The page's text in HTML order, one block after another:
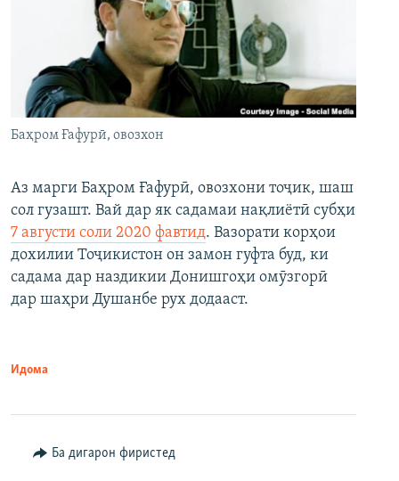
Баҳром Ғафурӣ, овозхон
Аз марги Баҳром Ғафурӣ, овозхони тоҷик, шаш
сол гузашт. Вай дар як садамаи нақлиётӣ субҳи
7 августи соли 2020 фавтид. Вазорати корҳои
дохилии Тоҷикистон он замон гуфта буд, ки
садама дар наздикии Донишгоҳи омӯзгорӣ
дар шаҳри Душанбе рух додааст.
Идома
Ба дигарон фиристед